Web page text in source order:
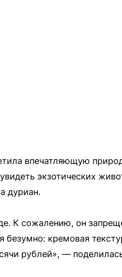
впечатляющую
экзотических
дуриан.
К сожалению, он
безумно: кремовая
рублей», —